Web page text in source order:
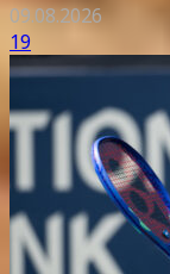
09.08.2026
19